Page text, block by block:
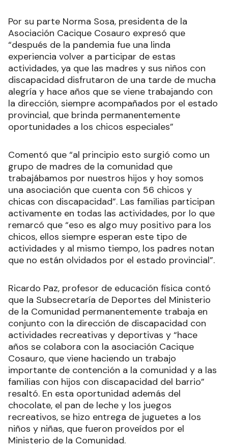
Por su parte Norma Sosa, presidenta de la
Asociación Cacique Cosauro expresó que
“después de la pandemia fue una linda
experiencia volver a participar de estas
actividades, ya que las madres y sus niños con
discapacidad disfrutaron de una tarde de mucha
alegría y hace años que se viene trabajando con
la dirección, siempre acompañados por el estado
provincial, que brinda permanentemente
oportunidades a los chicos especiales”
Comentó que “al principio esto surgió como un
grupo de madres de la comunidad que
trabajábamos por nuestros hijos y hoy somos
una asociación que cuenta con 56 chicos y
chicas con discapacidad”. Las familias participan
activamente en todas las actividades, por lo que
remarcó que “eso es algo muy positivo para los
chicos, ellos siempre esperan este tipo de
actividades y al mismo tiempo, los padres notan
que no están olvidados por el estado provincial”.
Ricardo Paz, profesor de educación física contó
que la Subsecretaría de Deportes del Ministerio
de la Comunidad permanentemente trabaja en
conjunto con la dirección de discapacidad con
actividades recreativas y deportivas y “hace
años se colabora con la asociación Cacique
Cosauro, que viene haciendo un trabajo
importante de contención a la comunidad y a las
familias con hijos con discapacidad del barrio”
resaltó. En esta oportunidad además del
chocolate, el pan de leche y los juegos
recreativos, se hizo entrega de juguetes a los
niños y niñas, que fueron proveídos por el
Ministerio de la Comunidad.